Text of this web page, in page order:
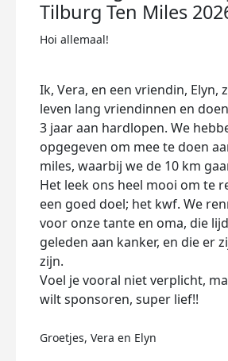
Tilburg Ten Miles
Hoi allemaal!
Ik, Vera, en een vriendin, Elyn,
leven lang vriendinnen en
3 jaar aan hardlopen. We
opgegeven om mee te doen
miles, waarbij we de 10 km
Het leek ons heel mooi om te
een goed doel; het kwf. We
voor onze tante en oma, die
geleden aan kanker, en die er
zijn.
Voel je vooral niet verplicht,
wilt sponsoren, super lief!!
Groetjes, Vera en Elyn